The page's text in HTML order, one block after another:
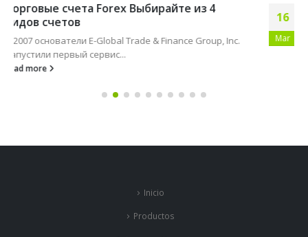
16
Mar
Индикатор EMA экспоненциальное
скользящее среднее обзор и формы
использования
Такой крутой наклон EMA может указывать на
усиление тренда и возможность для...